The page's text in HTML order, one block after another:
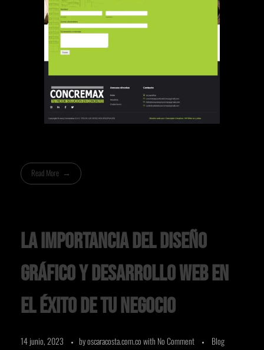
Read More
La importancia del diseño
gráfico y desarrollo web en
el éxito de tu negocio
14 junio, 2023 byoscaracosta.com.cowith No Comment Blog